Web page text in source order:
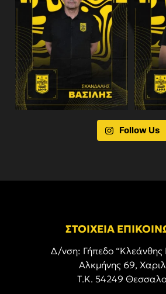
Follow Us
ΣΤΟΙΧΕΙΑ
Δ/νση: Γήπεδο “Κλεάνθης
Αλκμήνης 69,
Τ.Κ. 54249